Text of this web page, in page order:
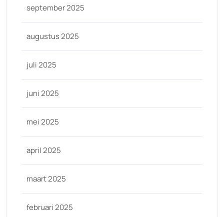
september 2025
augustus 2025
juli 2025
juni 2025
mei 2025
april 2025
maart 2025
februari 2025